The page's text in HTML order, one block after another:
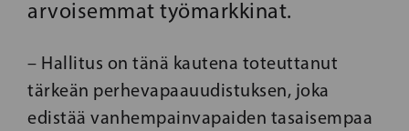
arvoisemmat työmarkkinat.
– Hallitus on tänä kautena toteuttanut
tärkeän perhevapaauudistuksen, joka
edistää vanhempainvapaiden tasaisempaa